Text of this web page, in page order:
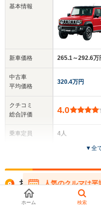
基本情報
新車価格
中古車
平均価格
クチコミ
総合評価
乗車定員
265.1～292.6万
320.4万円
4.0
4人
1.73m
▼全
お探しの車種でリー
人気のクルマは平
在庫が無くなる前に
ホーム 検索